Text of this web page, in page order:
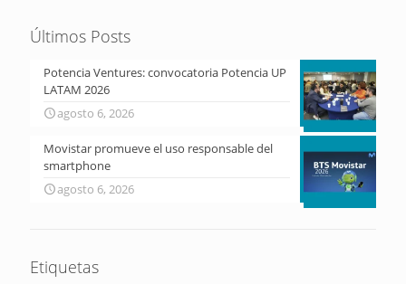
Últimos Posts
Potencia Ventures: convocatoria Potencia UP
LATAM 2026
agosto 6, 2026
Movistar promueve el uso responsable del
smartphone
agosto 6, 2026
Etiquetas